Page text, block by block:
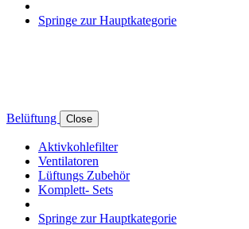
Springe zur Hauptkategorie
Belüftung Close
Aktivkohlefilter
Ventilatoren
Lüftungs Zubehör
Komplett- Sets
Springe zur Hauptkategorie